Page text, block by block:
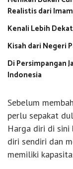
Realistis dari
Kenali Lebih
Kisah dari Negeri
Di Persimpangan
Indonesia
Sebelum
perlu sepakat
Harga diri di sini
diri sendiri dan
memiliki